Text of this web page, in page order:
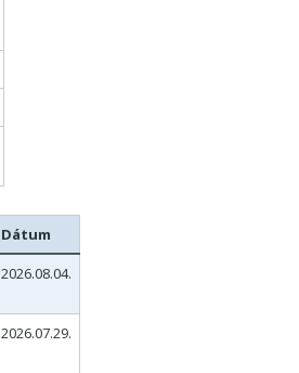
Dátum
2026.08.04.
2026.07.29.